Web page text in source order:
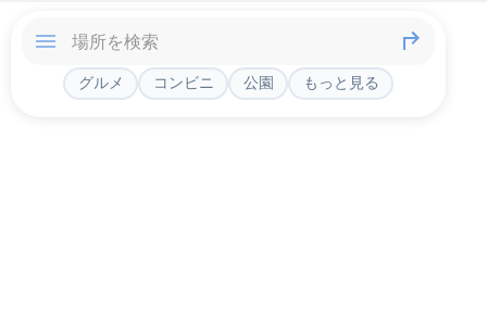
グルメ コンビニ 公園 もっと見る